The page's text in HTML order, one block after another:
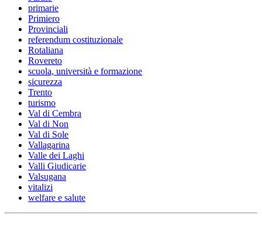
primarie
Primiero
Provinciali
referendum costituzionale
Rotaliana
Rovereto
scuola, università e formazione
sicurezza
Trento
turismo
Val di Cembra
Val di Non
Val di Sole
Vallagarina
Valle dei Laghi
Valli Giudicarie
Valsugana
vitalizi
welfare e salute